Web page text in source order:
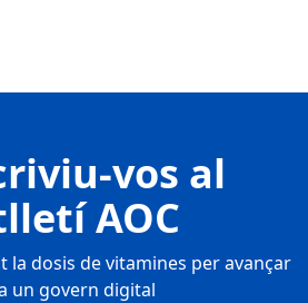
vos al
AOC
la dosis de vitamines per avançar
un govern digital